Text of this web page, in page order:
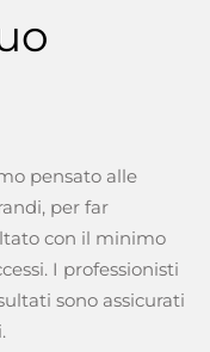
pensato alle
per far
con il minimo
I professionisti
sono assicurati